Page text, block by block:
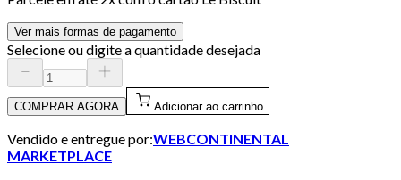
Ver mais formas de pagamento
Selecione ou digite a quantidade desejada
COMPRAR AGORA Adicionar ao carrinho
Vendido e entregue por:WEBCONTINENTAL
MARKETPLACE